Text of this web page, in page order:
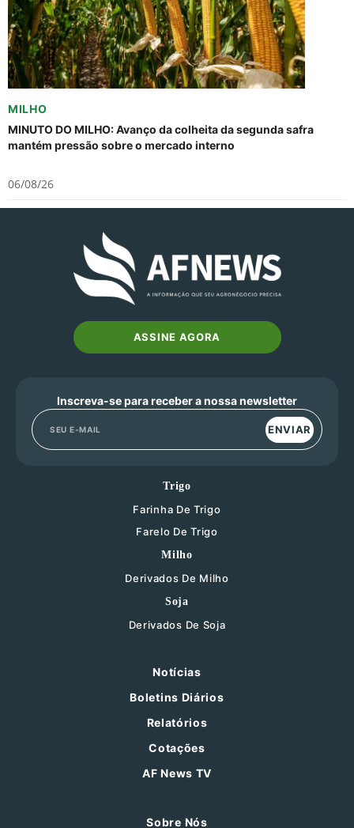
MILHO
MINUTO DO MILHO: Avanço da colheita da segunda safra
mantém pressão sobre o mercado interno
06/08/26
ASSINE AGORA
Inscreva-se para receber a nossa newsletter
ENVIAR
Trigo
Farinha De Trigo
Farelo De Trigo
Milho
Derivados De Milho
Soja
Derivados De Soja
Notícias
Boletins Diários
Relatórios
Cotações
AF News TV
Sobre Nós